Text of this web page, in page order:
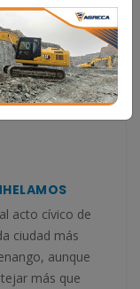
En estos días
acto cívico de
ciudad más
aunque
más que